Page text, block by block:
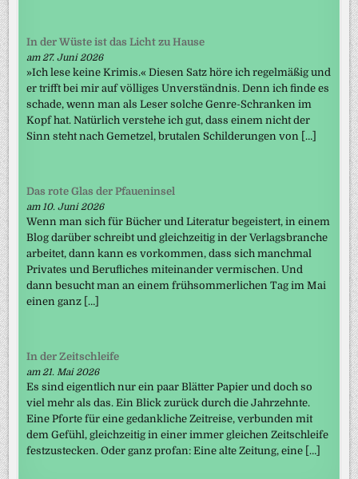
In der Wüste ist das Licht zu Hause
am 27. Juni 2026
»Ich lese keine Krimis.« Diesen Satz höre ich regelmäßig und
er trifft bei mir auf völliges Unverständnis. Denn ich finde es
schade, wenn man als Leser solche Genre-Schranken im
Kopf hat. Natürlich verstehe ich gut, dass einem nicht der
Sinn steht nach Gemetzel, brutalen Schilderungen von […]
Das rote Glas der Pfaueninsel
am 10. Juni 2026
Wenn man sich für Bücher und Literatur begeistert, in einem
Blog darüber schreibt und gleichzeitig in der Verlagsbranche
arbeitet, dann kann es vorkommen, dass sich manchmal
Privates und Berufliches miteinander vermischen. Und
dann besucht man an einem frühsommerlichen Tag im Mai
einen ganz […]
In der Zeitschleife
am 21. Mai 2026
Es sind eigentlich nur ein paar Blätter Papier und doch so
viel mehr als das. Ein Blick zurück durch die Jahrzehnte.
Eine Pforte für eine gedankliche Zeitreise, verbunden mit
dem Gefühl, gleichzeitig in einer immer gleichen Zeitschleife
festzustecken. Oder ganz profan: Eine alte Zeitung, eine […]